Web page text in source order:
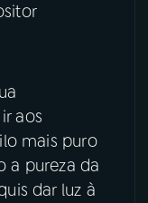
aos
mais puro
a pureza da
dar luz à